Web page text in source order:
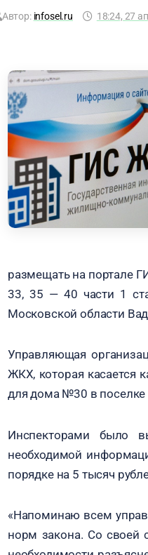
Автор: infosel.ru 18:24, 27
размещать на портале
33, 35 — 40 части 1
Московской области
Управляющая
ЖКХ, которая касается
для дома №30 в поселке
Инспекторами было
необходимой
порядке на 5 тысяч
«Напоминаю всем
норм закона. Со своей